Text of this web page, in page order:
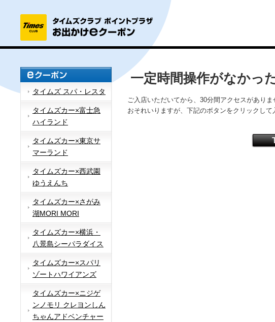
タイムズ スパ・レスタ
タイムズカー×富士急
ハイランド
タイムズカー×東京サ
マーランド
タイムズカー×西武園
ゆうえんち
タイムズカー×さがみ
湖MORI MORI
タイムズカー×横浜・
八景島シーパラダイス
タイムズカー×スパリ
ゾートハワイアンズ
タイムズカー×ニジゲ
ンノモリ クレヨンしん
ちゃんアドベンチャー
一定時間操作がなかっ
ご入店いただいてから、30分間アクセスがあり
おそれいりますが、下記のボタンをクリックして